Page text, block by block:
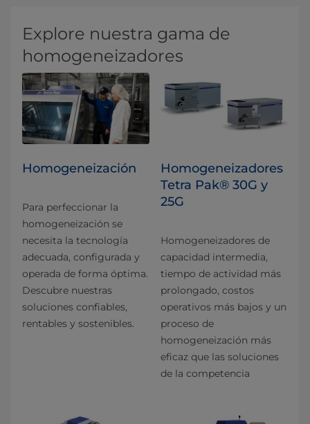
Explore nuestra gama de
homogeneizadores
Homogeneización
Para perfeccionar la
homogeneización se
necesita la tecnología
adecuada, configurada y
operada de forma óptima.
Descubre nuestras
soluciones confiables,
rentables y sostenibles.
Homogeneizadores
Tetra Pak® 30G y
25G
Homogeneizadores de
capacidad intermedia,
tiempo de actividad más
prolongado, costos
operativos más bajos y un
proceso de
homogeneización más
eficaz que las soluciones
de la competencia